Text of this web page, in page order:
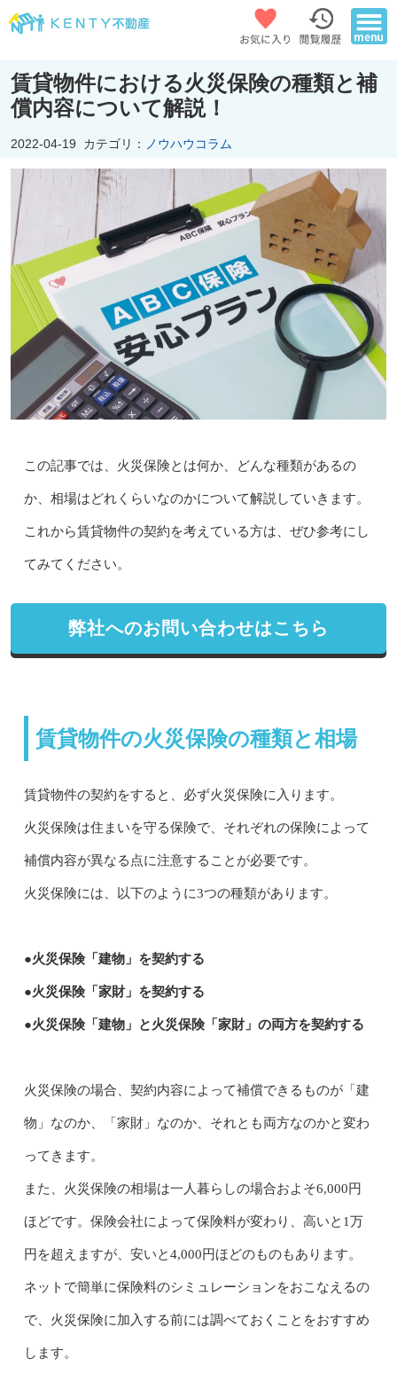
賃貸物件における火災保険の種類と補
償内容について解説！
2022-04-19 カテゴリ： ノウハウコラム
この記事では、火災保険とは何か、どんな種類があるの
か、相場はどれくらいなのかについて解説していきます。
これから賃貸物件の契約を考えている方は、ぜひ参考にし
てみてください。
弊社へのお問い合わせはこちら
賃貸物件の火災保険の種類と相場
賃貸物件の契約をすると、必ず火災保険に入ります。
火災保険は住まいを守る保険で、それぞれの保険によって
補償内容が異なる点に注意することが必要です。
火災保険には、以下のように3つの種類があります。
●火災保険「建物」を契約する
●火災保険「家財」を契約する
●火災保険「建物」と火災保険「家財」の両方を契約する
火災保険の場合、契約内容によって補償できるものが「建
物」なのか、「家財」なのか、それとも両方なのかと変わ
ってきます。
また、火災保険の相場は一人暮らしの場合およそ6,000円
ほどです。保険会社によって保険料が変わり、高いと1万
円を超えますが、安いと4,000円ほどのものもあります。
ネットで簡単に保険料のシミュレーションをおこなえるの
で、火災保険に加入する前には調べておくことをおすすめ
します。